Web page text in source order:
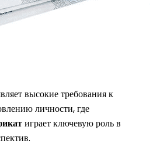
высокие требования к
личности, где
играет ключевую роль в